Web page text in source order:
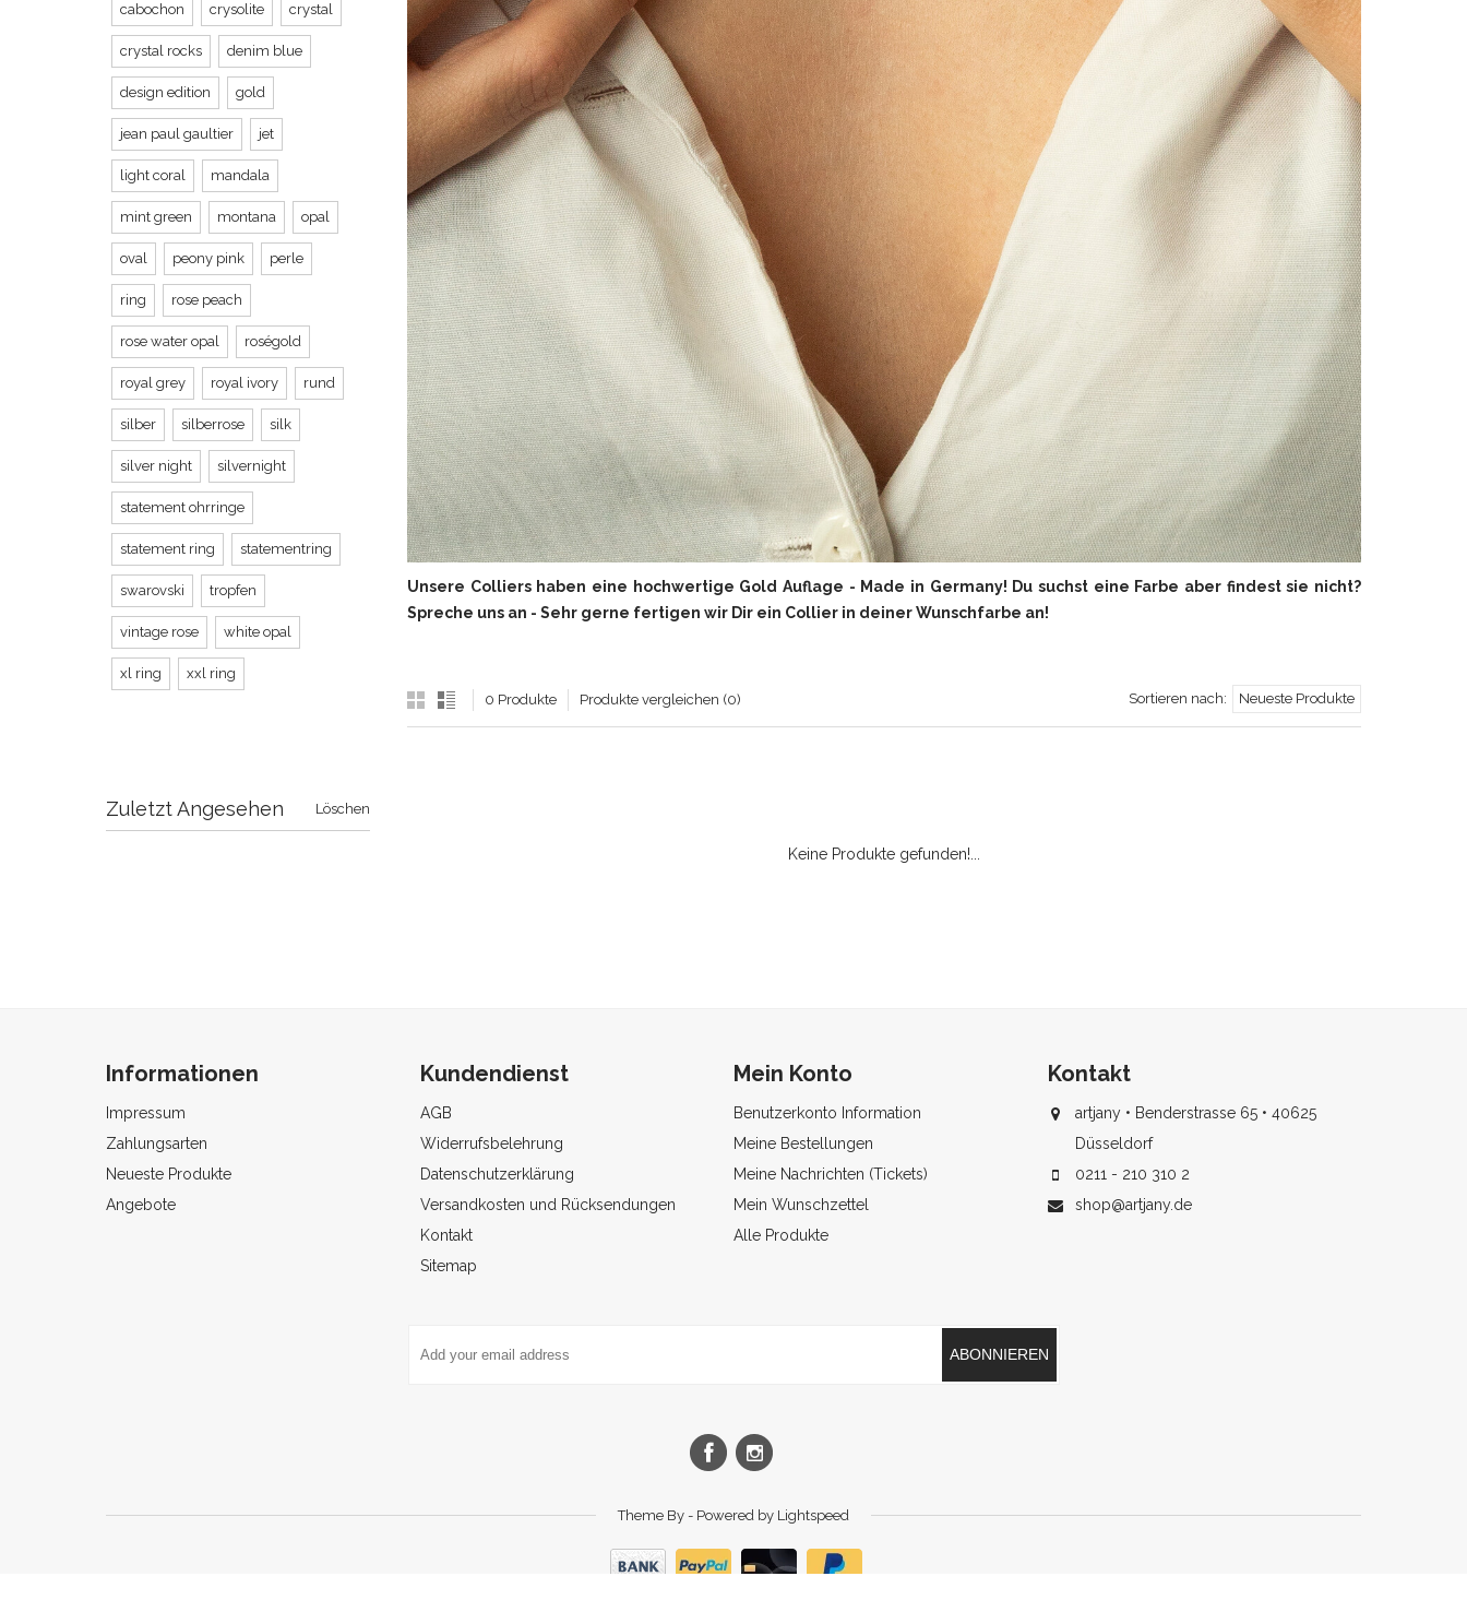
Unsere Colliers haben eine hochwertige Gold Auflage - Made in Germany! Du suchst eine Farbe aber findest sie nicht?
Spreche uns an - Sehr gerne fertigen wir Dir ein Collier in deiner Wunschfarbe an!
0 Produkte Produkte vergleichen (0) Sortieren nach: Neueste Produkte
Keine Produkte gefunden!...
cabochon crysolite crystal
crystal rocks denim blue
design edition gold
jean paul gaultier jet
light coral mandala
mint green montana opal
oval peony pink perle
ring rose peach
rose water opal roségold
royal grey royal ivory rund
silber silberrose silk
silver night silvernight
statement ohrringe
statement ring statementring
swarovski tropfen
vintage rose white opal
xl ring xxl ring
Zuletzt Angesehen Löschen
Informationen
Impressum
Zahlungsarten
Neueste Produkte
Angebote
Kundendienst
AGB
Widerrufsbelehrung
Datenschutzerklärung
Versandkosten und Rücksendungen
Kontakt
Sitemap
Mein Konto
Benutzerkonto Information
Meine Bestellungen
Meine Nachrichten (Tickets)
Mein Wunschzettel
Alle Produkte
Kontakt
artjany • Benderstrasse 65 • 40625
Düsseldorf
0211 - 210 310 2
shop@artjany.de
ABONNIEREN
Theme By - Powered by Lightspeed